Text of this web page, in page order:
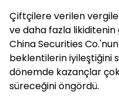
Çiftçilere verilen
ve daha fazla
China Securities
beklentilerin iyileştiğini
dönemde kazançlar
süreceğini öngördü.